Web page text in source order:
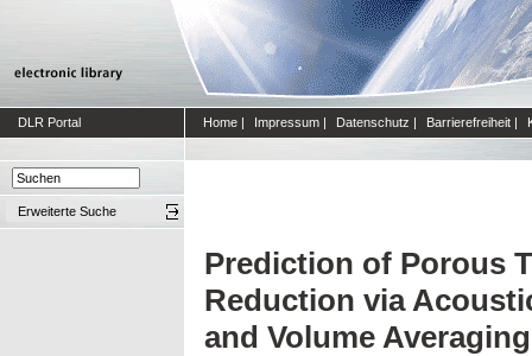
DLR Portal Home | Impressum | Datenschutz | Barrierefreiheit |
Erweiterte Suche
Prediction of Porous
Reduction via
and Volume Averaging